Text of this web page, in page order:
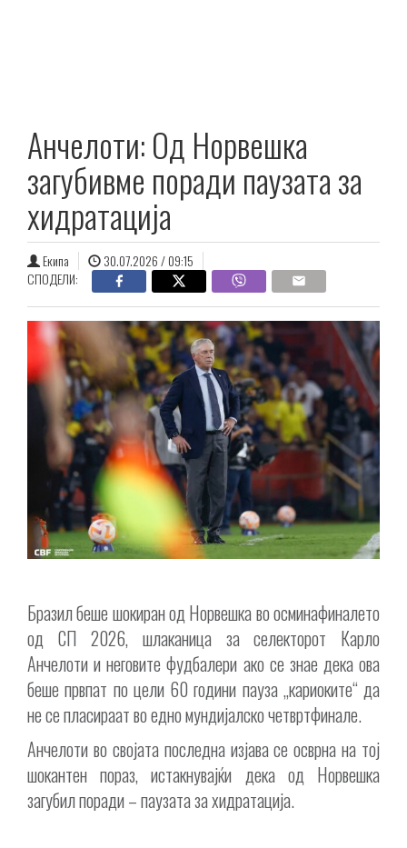
Анчелоти: Од Норвешка
загубивме поради паузата за
хидратација
Екипа
30.07.2026 / 09:15
СПОДЕЛИ:
Бразил беше шокиран од Норвешка во осминафиналето
од СП 2026, шлаканица за селекторот Карло
Анчелоти и неговите фудбалери ако се знае дека ова
беше првпат по цели 60 години пауза „кариоките“ да
не се пласираат во едно мундијалско четвртфинале.
Анчелоти во својата последна изјава се осврна на тој
шокантен пораз, истакнувајќи дека од Норвешка
загубил поради – паузата за хидратација.